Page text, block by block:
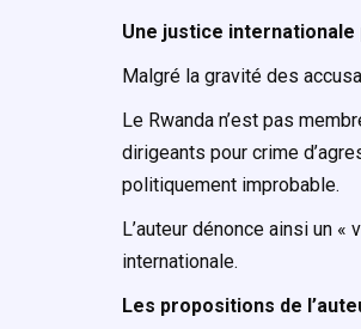
Une justice internationale
Malgré la gravité des
Le Rwanda n’est pas
dirigeants pour crime
politiquement improbable.
L’auteur dénonce ainsi un
internationale.
Les propositions de